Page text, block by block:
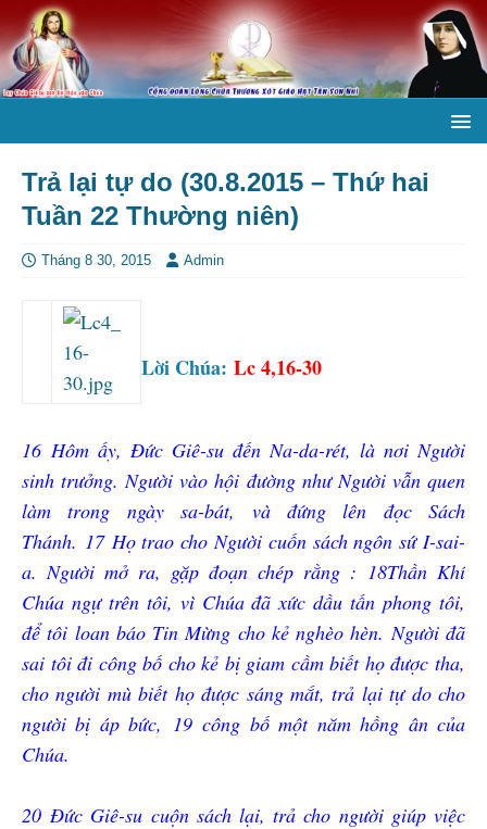
Trả lại tự do (30.8.2015 – Thứ hai
Tuần 22 Thường niên)
Tháng 8 30, 2015 Admin
Lời Chúa: Lc 4,16-30
16Hôm ấy, Đức Giê-su đến Na-da-rét, là nơi Người
sinh trưởng. Người vào hội đường như Người vẫn quen
làm trong ngày sa-bát, và đứng lên đọc Sách
Thánh. 17Họ trao cho Người cuốn sách ngôn sứ I-sai-
a. Người mở ra, gặp đoạn chép rằng : 18Thần Khí
Chúa ngự trên tôi, vì Chúa đã xức dầu tấn phong tôi,
để tôi loan báo Tin Mừng cho kẻ nghèo hèn. Người đã
sai tôi đi công bố cho kẻ bị giam cầm biết họ được tha,
cho người mù biết họ được sáng mắt, trả lại tự do cho
người bị áp bức,
19công bố một năm hồng ân của
Chúa.
20 Đức Giê-su cuộn sách lại, trả cho người giúp việc